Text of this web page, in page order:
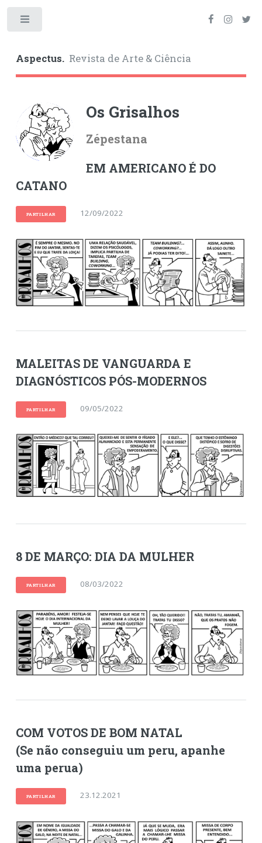
Aspectus.Revista de Arte & Ciência
Os Grisalhos
Zépestana
EM AMERICANO É DO
CATANO
PARTILHAR 12/09/2022
MALEITAS DE VANGUARDA E
DIAGNÓSTICOS PÓS-MODERNOS
PARTILHAR 09/05/2022
8 DE MARÇO: DIA DA MULHER
PARTILHAR 08/03/2022
COM VOTOS DE BOM NATAL
(Se não conseguiu um peru, apanhe
uma perua)
PARTILHAR 23.12.2021